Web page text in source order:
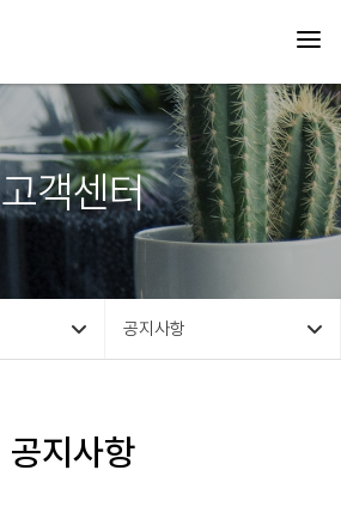
고객센터
공지사항
공지사항